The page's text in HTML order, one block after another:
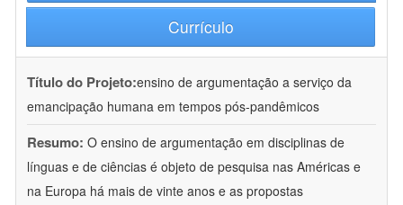
Currículo
Título do Projeto:ensino de argumentação a serviço da
emancipação humana em tempos pós-pandêmicos
Resumo: O ensino de argumentação em disciplinas de
línguas e de ciências é objeto de pesquisa nas Américas e
na Europa há mais de vinte anos e as propostas